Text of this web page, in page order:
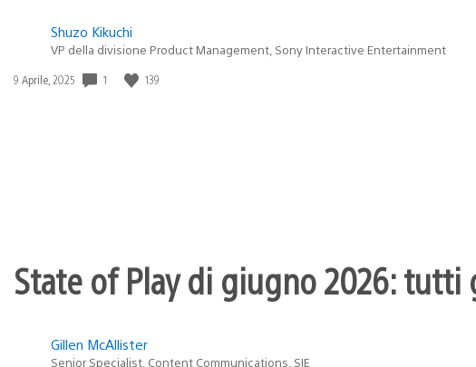
Shuzo Kikuchi
VP della divisione Product Management, Sony Interactive Entertainment
Data
9 Aprile, 2025 1 139
State of Play di giugno 2026:
Gillen McAllister
Senior Specialist, Content Communications, SIE